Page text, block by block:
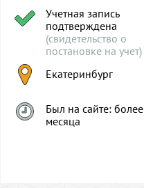
Учетная запись
подтверждена
(свидетельство о
постановке на учет)
Екатеринбург
Был на сайте: более
месяца